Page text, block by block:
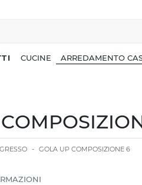
CUCINE ARREDAMENTO
- GOLA UP COMPOSIZIONE 6